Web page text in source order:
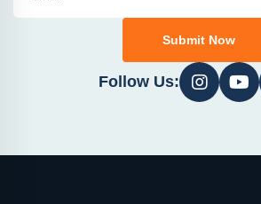
Submit Now
Follow Us: